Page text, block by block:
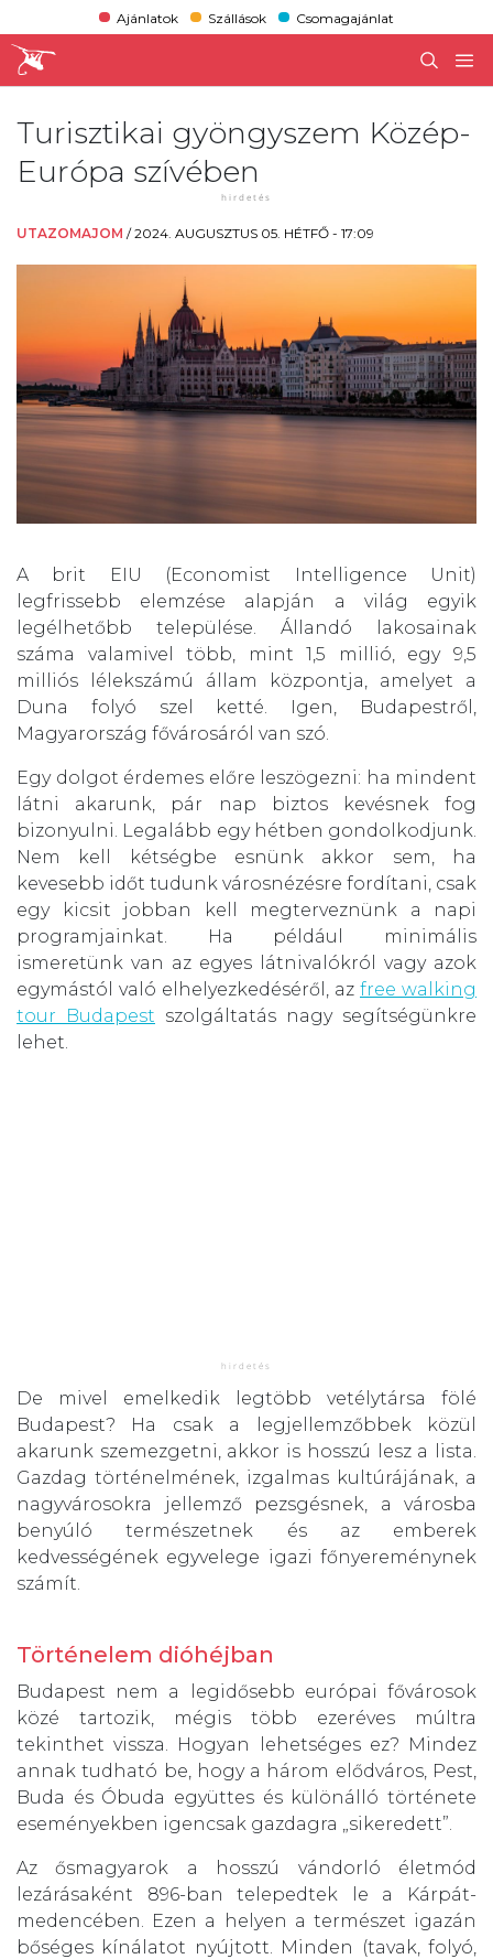
Ajánlatok Szállások Csomagajánlat
Turisztikai gyöngyszem Közép-
Európa szívében
UTAZOMAJOM /2024. AUGUSZTUS 05. HÉTFŐ - 17:09
A brit EIU (Economist Intelligence Unit)
legfrissebb elemzése alapján a világ egyik
legélhetőbb települése. Állandó lakosainak
száma valamivel több, mint 1,5 millió, egy 9,5
milliós lélekszámú állam központja, amelyet a
Duna folyó szel ketté. Igen, Budapestről,
Magyarország fővárosáról van szó.
Egy dolgot érdemes előre leszögezni: ha mindent
látni akarunk, pár nap biztos kevésnek fog
bizonyulni. Legalább egy hétben gondolkodjunk.
Nem kell kétségbe esnünk akkor sem, ha
kevesebb időt tudunk városnézésre fordítani, csak
egy kicsit jobban kell megterveznünk a napi
programjainkat. Ha például minimális
ismeretünk van az egyes látnivalókról vagy azok
egymástól való elhelyezkedéséről, az free walking
tour Budapest szolgáltatás nagy segítségünkre
lehet.
De mivel emelkedik legtöbb vetélytársa fölé
Budapest? Ha csak a legjellemzőbbek közül
akarunk szemezgetni, akkor is hosszú lesz a lista.
Gazdag történelmének, izgalmas kultúrájának, a
nagyvárosokra jellemző pezsgésnek, a városba
benyúló természetnek és az emberek
kedvességének egyvelege igazi főnyereménynek
számít.
Történelem dióhéjban
Budapest nem a legidősebb európai fővárosok
közé tartozik, mégis több ezeréves múltra
tekinthet vissza. Hogyan lehetséges ez? Mindez
annak tudható be, hogy a három elődváros, Pest,
Buda és Óbuda együttes és különálló története
eseményekben igencsak gazdagra „sikeredett”.
Az ősmagyarok a hosszú vándorló életmód
lezárásaként 896-ban telepedtek le a Kárpát-
medencében. Ezen a helyen a természet igazán
bőséges kínálatot nyújtott. Minden (tavak, folyó,